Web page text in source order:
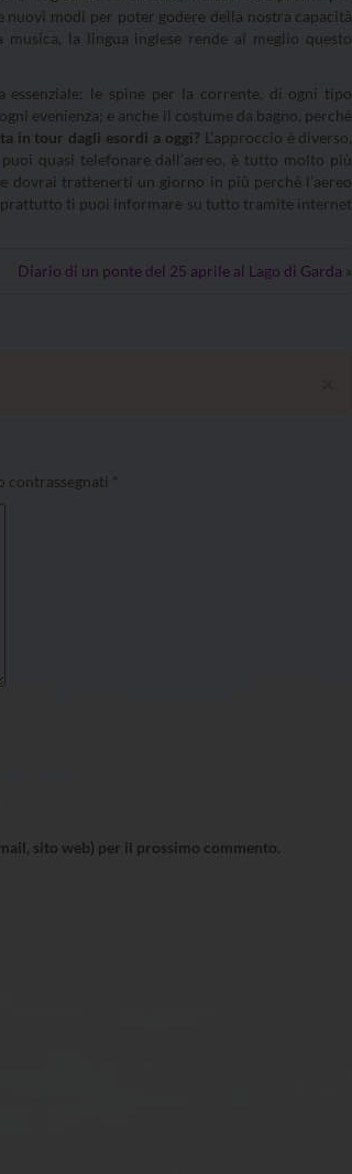
modi per poter godere della nostra capacità
la lingua inglese rende al meglio questo
essenziale: le spine per la corrente, di ogni tipo
evenienza; e anche il costume da bagno, perché
in tour dagli esordi a oggi? L’approccio è diverso,
quasi telefonare dall’aereo, è tutto molto più
dovrai trattenerti un giorno in più perché l’aereo
ti puoi informare su tutto tramite internet
Diario di un ponte del 25 aprile al Lago di Garda »
contrassegnati *
sito web) per il prossimo commento.